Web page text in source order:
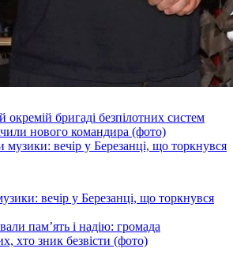
окремій бригаді безпілотних систем
нового командира (фото)
вечір у Березанці, що торкнувся